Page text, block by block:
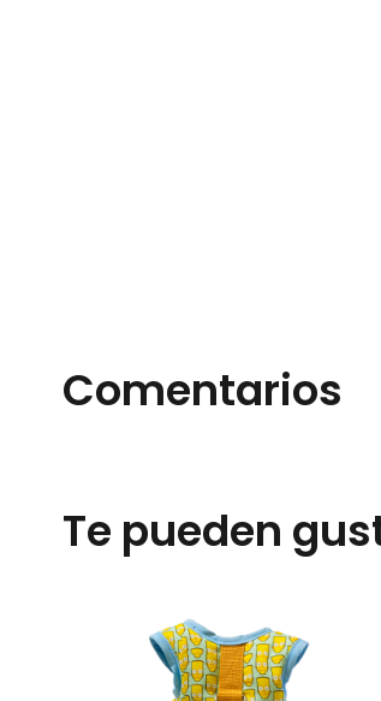
Comentarios
Te pueden